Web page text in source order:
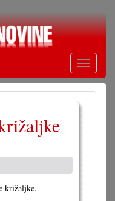
Toggle
križaljke.